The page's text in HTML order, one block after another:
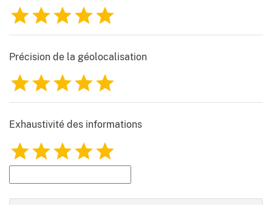
1 2 3 4 5
Précision de la géolocalisation
1 2 3 4 5
Exhaustivité des informations
1 2 3 4 5